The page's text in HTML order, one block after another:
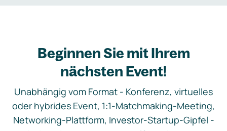
Beginnen Sie mit Ihrem
nächsten Event!
Unabhängig vom Format - Konferenz, virtuelles
oder hybrides Event, 1:1-Matchmaking-Meeting,
Networking-Plattform, Investor-Startup-Gipfel -